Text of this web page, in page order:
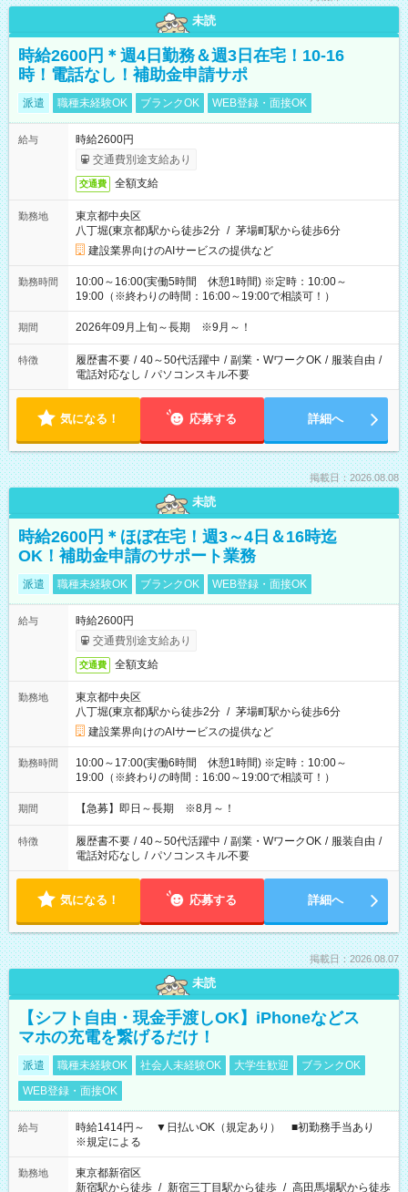
未読
時給2600円＊週4日勤務＆週3日在宅！10-16
時！電話なし！補助金申請サポ
派遣 職種未経験OK ブランクOK WEB登録・面接OK
給与
時給2600円
交通費別途支給あり
交通費 全額支給
勤務地
東京都中央区
八丁堀(東京都)駅から徒歩2分 / 茅場町駅から徒歩6分
建設業界向けのAIサービスの提供など
勤務時間
10:00～16:00(実働5時間 休憩1時間) ※定時：10:00～
19:00（※終わりの時間：16:00～19:00で相談可！）
期間 2026年09月上旬～長期 ※9月～！
特徴 履歴書不要 / 40～50代活躍中 / 副業・WワークOK / 服装自由 /
電話対応なし / パソコンスキル不要
気になる！ 応募する 詳細へ
掲載日：2026.08.08
未読
時給2600円＊ほぼ在宅！週3～4日＆16時迄
OK！補助金申請のサポート業務
派遣 職種未経験OK ブランクOK WEB登録・面接OK
給与
時給2600円
交通費別途支給あり
交通費 全額支給
勤務地
東京都中央区
八丁堀(東京都)駅から徒歩2分 / 茅場町駅から徒歩6分
建設業界向けのAIサービスの提供など
勤務時間
10:00～17:00(実働6時間 休憩1時間) ※定時：10:00～
19:00（※終わりの時間：16:00～19:00で相談可！）
期間 【急募】即日～長期 ※8月～！
特徴 履歴書不要 / 40～50代活躍中 / 副業・WワークOK / 服装自由 /
電話対応なし / パソコンスキル不要
気になる！ 応募する 詳細へ
掲載日：2026.08.07
未読
【シフト自由・現金手渡しOK】iPhoneなどス
マホの充電を繋げるだけ！
派遣 職種未経験OK 社会人未経験OK 大学生歓迎
ブランクOK
WEB登録・面接OK
給与
時給1414円～ ▼日払いOK（規定あり） ■初勤務手当あり
※規定による
勤務地
東京都新宿区
新宿駅から徒歩 / 新宿三丁目駅から徒歩 / 高田馬場駅から徒歩